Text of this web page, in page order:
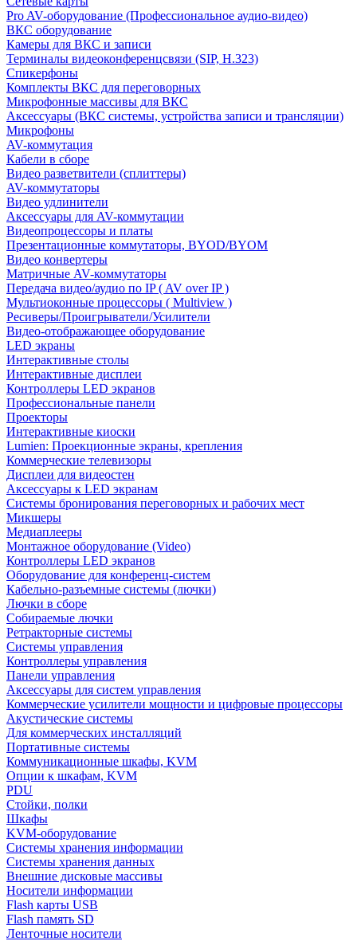
Pro AV-оборудование (Профессиональное аудио-видео)
ВКС оборудование
Камеры для ВКС и записи
Терминалы видеоконференцсвязи (SIP, H.323)
Спикерфоны
Комплекты ВКС для переговорных
Микрофонные массивы для ВКС
Аксессуары (ВКС системы, устройства записи и трансляции)
Микрофоны
AV-коммутация
Кабели в сборе
Видео разветвители (сплиттеры)
AV-коммутаторы
Видео удлинители
Аксессуары для AV-коммутации
Видеопроцессоры и платы
Презентационные коммутаторы, BYOD/BYOM
Видео конвертеры
Матричные AV-коммутаторы
Передача видео/аудио по IP ( AV over IP )
Мультиоконные процессоры ( Multiview )
Ресиверы/Проигрыватели/Усилители
Видео-отображающее оборудование
LED экраны
Интерактивные столы
Интерактивные дисплеи
Контроллеры LED экранов
Профессиональные панели
Проекторы
Интерактивные киоски
Lumien: Проекционные экраны, крепления
Коммерческие телевизоры
Дисплеи для видеостен
Аксессуары к LED экранам
Системы бронирования переговорных и рабочих мест
Микшеры
Медиаплееры
Монтажное оборудование (Video)
Контроллеры LED экранов
Оборудование для конференц-систем
Кабельно-разъемные системы (лючки)
Лючки в сборе
Собираемые лючки
Ретракторные системы
Системы управления
Контроллеры управления
Панели управления
Аксессуары для систем управления
Коммерческие усилители мощности и цифровые процессоры
Акустические системы
Для коммерческих инсталляций
Портативные системы
Коммуникационные шкафы, KVM
Опции к шкафам, KVM
PDU
Стойки, полки
Шкафы
KVM-оборудование
Системы хранения информации
Системы хранения данных
Внешние дисковые массивы
Носители информации
Flash карты USB
Flash память SD
Ленточные носители